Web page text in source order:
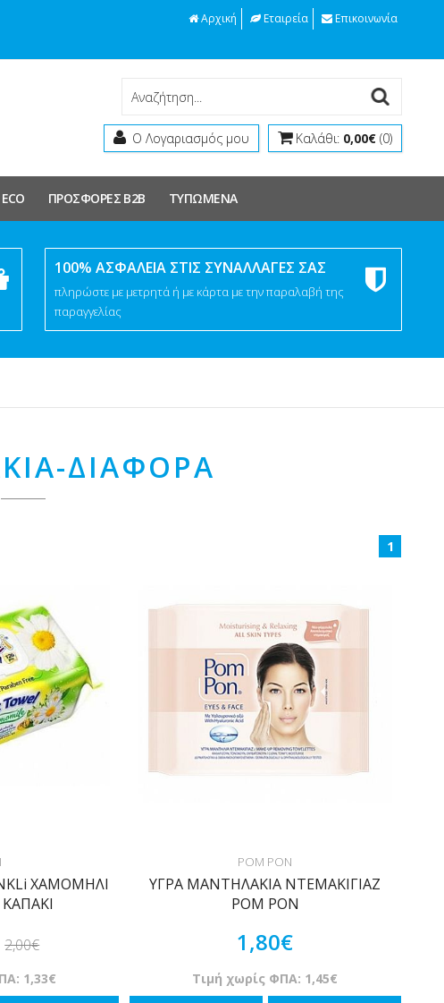
Αρχική Εταιρεία Επικοινωνία
Ο Λογαριασμός μου Καλάθι: 0,00€ (0)
ECO ΠΡΟΣΦΟΡΕΣ Β2Β ΤΥΠΩΜΕΝΑ
100% ΑΣΦΑΛΕΙΑ ΣΤΙΣ ΣΥΝΑΛΛΑΓΕΣ ΣΑΣ
πληρώστε με μετρητά ή με κάρτα με την παραλαβή της
παραγγελίας
ΔΙΑΦΟΡΑ
1
ΧΑΜΟΜΗΛΙ
2,00€
1,33€
POM PON
ΥΓΡΑ ΜΑΝΤΗΛΑΚΙΑ ΝΤΕΜΑΚΙΓΙΑΖ
POM PON
1,80€
Τιμή χωρίς ΦΠΑ: 1,45€